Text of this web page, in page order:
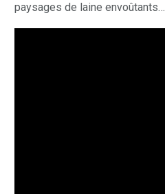
paysages de laine envoûtants…